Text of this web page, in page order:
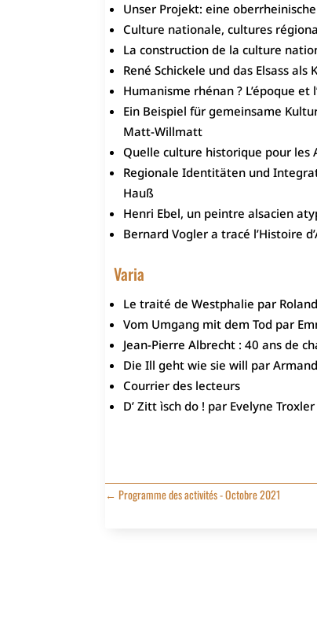
Unser Projekt: eine
Culture nationale, cultures
La construction de la culture
René Schickele und das Elsass
Humanisme rhénan ? L’époque et
Ein Beispiel für gemeinsame
Matt-Willmatt
Quelle culture historique pour les
Regionale Identitäten und
Hauß
Henri Ebel, un peintre alsacien
Bernard Vogler a tracé l’Histoire
Varia
Le traité de Westphalie par
Vom Umgang mit dem Tod par
Jean-Pierre Albrecht : 40 ans de
Die Ill geht wie sie will par
Courrier des lecteurs
D’ Zitt ìsch do ! par Evelyne Troxler
←Programme des activités - Octobre 2021